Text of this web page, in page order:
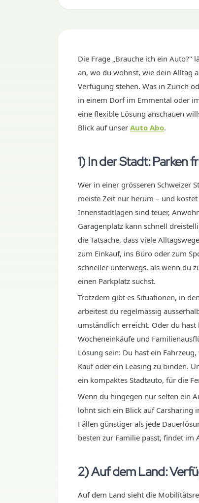
Die Frage „Brauche ich ein Auto?"
an, wo du wohnst, wie dein Alltag
Verfügung stehen. Was in Zürich
in einem Dorf im Emmental oder
eine flexible Lösung anschauen
Blick auf unser Auto Abo.
1) In der Stadt: Parken
Wer in einer grösseren Schweizer
meiste Zeit nur herum – und
Innenstadtlagen sind teuer,
Garagenplatz kann schnell
die Tatsache, dass viele
zum Einkauf, ins Büro oder zum
schneller unterwegs, als wenn du
einen Parkplatz suchst.
Trotzdem gibt es Situationen, in
arbeitest du regelmässig
umständlich erreicht. Oder du
Wocheneinkäufe und
Lösung sein: Du hast ein
Kauf oder ein Leasing zu binden.
ein kompaktes Stadtauto, für die
Wenn du hingegen nur selten ein
lohnt sich ein Blick auf Carsharing
Fällen günstiger als jede
besten zur Familie passt, findet im
2) Auf dem Land:
Auf dem Land sieht die